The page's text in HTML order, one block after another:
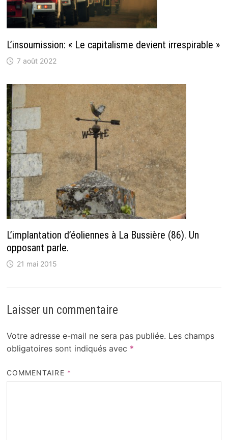
L’insoumission: « Le capitalisme devient irrespirable »
7 août 2022
L’implantation d’éoliennes à La Bussière (86). Un
opposant parle.
21 mai 2015
Laisser un commentaire
Votre adresse e-mail ne sera pas publiée. Les champs
obligatoires sont indiqués avec *
COMMENTAIRE *